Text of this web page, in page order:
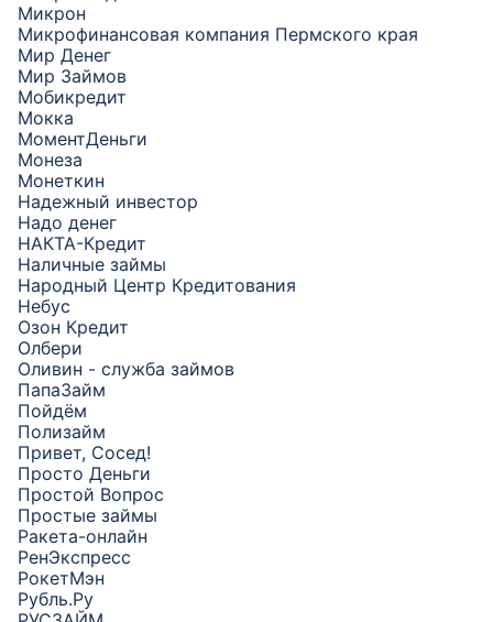
Микрон
Микрофинансовая компания Пермского края
Мир Денег
Мир Займов
Мобикредит
Мокка
МоментДеньги
Монеза
Монеткин
Надежный инвестор
Надо денег
НАКТА-Кредит
Наличные займы
Народный Центр Кредитования
Небус
Озон Кредит
Олбери
Оливин - служба займов
ПапаЗайм
Пойдём
Полизайм
Привет, Сосед!
Просто Деньги
Простой Вопрос
Простые займы
Ракета-онлайн
РенЭкспресс
РокетМэн
Рубль.Ру